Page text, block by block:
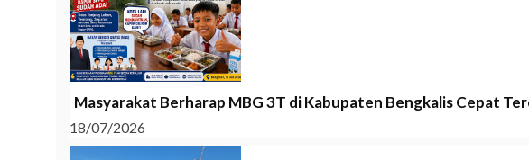
Masyarakat Berharap MBG 3T di Kabupaten Bengkalis Cepat
18/07/2026